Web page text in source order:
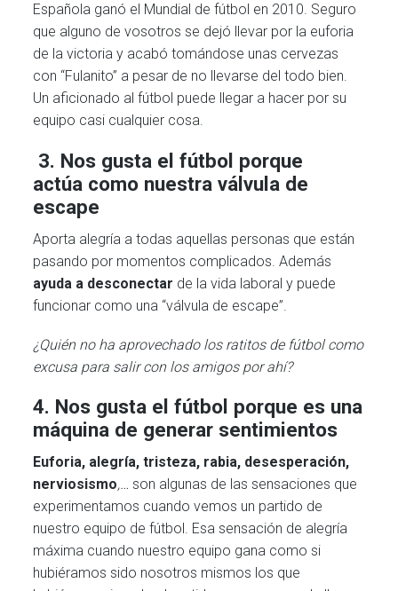
Española ganó el Mundial de fútbol en 2010. Seguro
que alguno de vosotros se dejó llevar por la euforia
de la victoria y acabó tomándose unas cervezas
con “Fulanito” a pesar de no llevarse del todo bien.
Un aficionado al fútbol puede llegar a hacer por su
equipo casi cualquier cosa.
3. Nos gusta el fútbol porque
actúa como nuestra válvula de
escape
Aporta alegría a todas aquellas personas que están
pasando por momentos complicados. Además
ayuda a desconectar de la vida laboral y puede
funcionar como una “válvula de escape”.
¿Quién no ha aprovechado los ratitos de fútbol como
excusa para salir con los amigos por ahí?
4. Nos gusta el fútbol porque es una
máquina de generar sentimientos
Euforia, alegría, tristeza, rabia, desesperación,
nerviosismo,… son algunas de las sensaciones que
experimentamos cuando vemos un partido de
nuestro equipo de fútbol. Esa sensación de alegría
máxima cuando nuestro equipo gana como si
hubiéramos sido nosotros mismos los que